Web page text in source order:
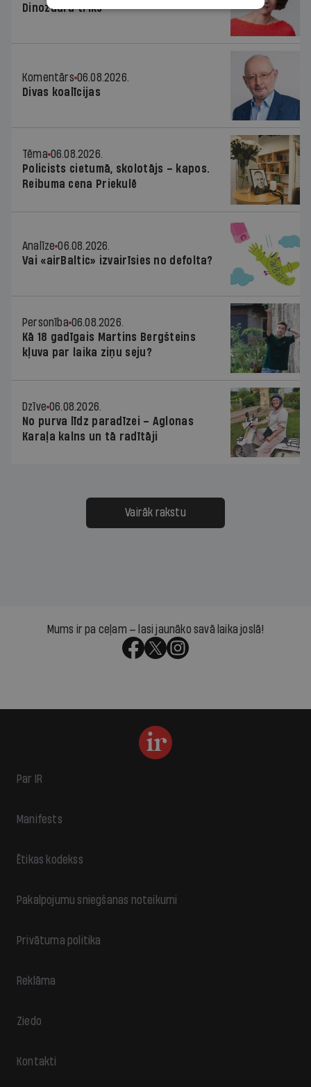
Dinozaura triks
Komentārs 06.08.2026.
Divas koalīcijas
Tēma 06.08.2026.
Policists cietumā, skolotājs – kapos.
Reibuma cena Priekulē
Analīze 06.08.2026.
Vai «airBaltic» izvairīsies no defolta?
Personība 06.08.2026.
Kā 18 gadīgais Martins Bergšteins
kļuva par laika ziņu seju?
Dzīve 06.08.2026.
No purva līdz paradīzei – Aglonas
Karaļa kalns un tā radītāji
Vairāk rakstu
Mums ir pa ceļam — lasi jaunāko savā laika joslā!
Par IR
Manifests
Ētikas kodekss
Pakalpojumu sniegšanas noteikumi
Privātuma politika
Reklāma
Ziedo
Kontakti